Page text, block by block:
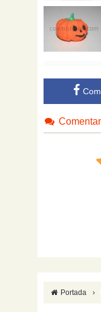
Portada ›